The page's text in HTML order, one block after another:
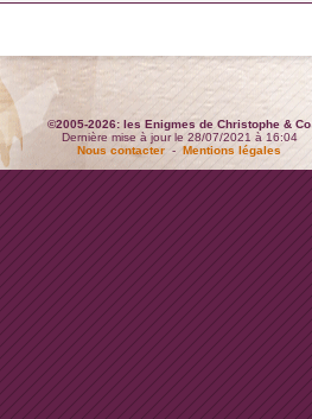
©2005-2026: les Enigmes de Christophe & Co
Dernière mise à jour le 28/07/2021 à 16:04
Nous contacter -Mentions légales